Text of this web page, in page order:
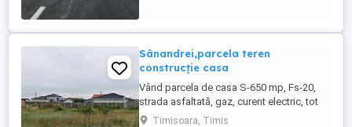
...
Sânandrei,parcela teren
construcție casa
Vând parcela de casa S-650 mp, Fs-20,
strada asfaltată, gaz, curent electric, tot
confortul , localitate Sânandrei, la ieșire
Timisoara, Timis